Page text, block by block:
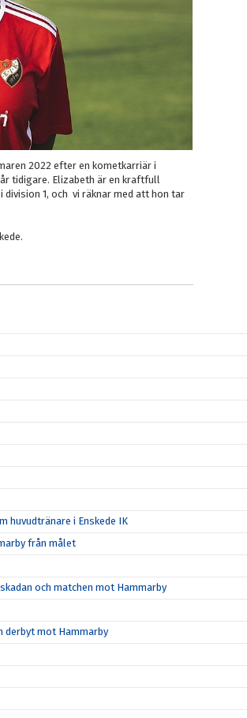
2022 efter en kometkarriär i
tidigare. Elizabeth är en kraftfull
division 1, och vi räknar med att hon tar
huvudtränare i Enskede IK
från målet
och matchen mot Hammarby
derbyt mot Hammarby